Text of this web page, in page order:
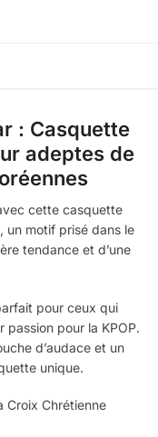
: Casquette
adeptes de
cette casquette
un motif prisé dans le
tendance et d’une
pour ceux qui
pour la KPOP.
d’audace et un
unique.
Croix Chrétienne